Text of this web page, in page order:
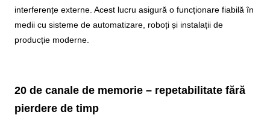
interferențe externe. Acest lucru asigură o funcționare fiabilă în
medii cu sisteme de automatizare, roboți și instalații de
producție moderne.
20 de canale de memorie – repetabilitate fără
pierdere de timp